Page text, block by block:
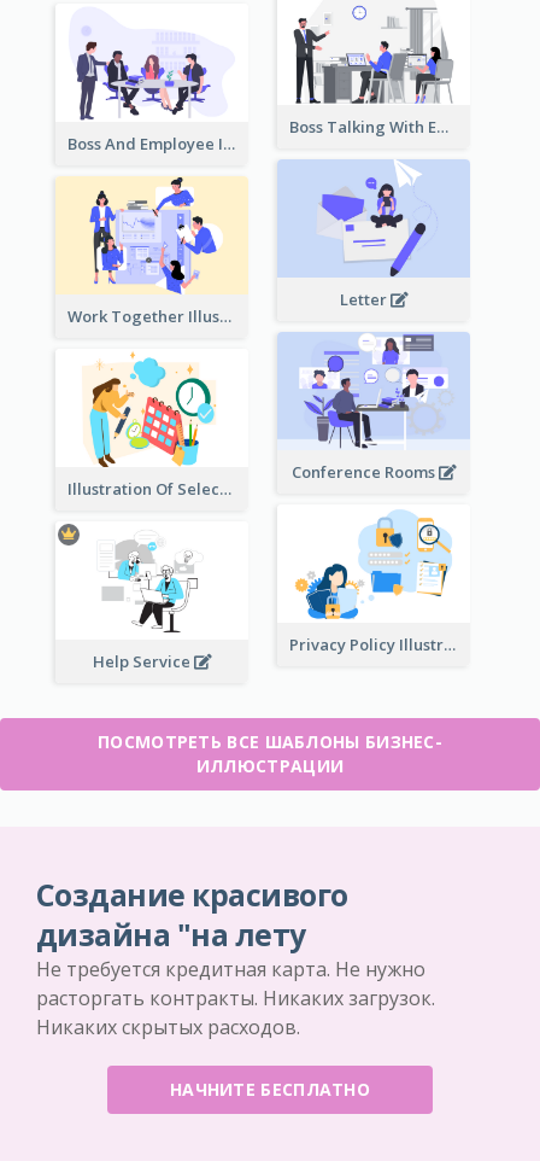
Boss Talking With Employee Illustration
Boss And Employee Illustration
Letter
Work Together Illustration
Conference Rooms
Illustration Of Select Date & Time
Privacy Policy Illustration
Help Service
ПОСМОТРЕТЬ ВСЕ ШАБЛОНЫ БИЗНЕС-
ИЛЛЮСТРАЦИИ
Создание красивого
дизайна "на лету
Не требуется кредитная карта. Не нужно
расторгать контракты. Никаких загрузок.
Никаких скрытых расходов.
НАЧНИТЕ БЕСПЛАТНО